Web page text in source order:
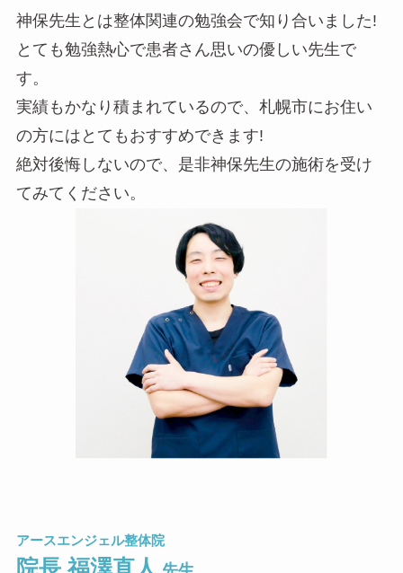
神保先生とは整体関連の勉強会で知り合いました!
とても勉強熱心で患者さん思いの優しい先生で
す。
実績もかなり積まれているので、札幌市にお住い
の方にはとてもおすすめできます!
絶対後悔しないので、是非神保先生の施術を受け
てみてください。
アースエンジェル整体院